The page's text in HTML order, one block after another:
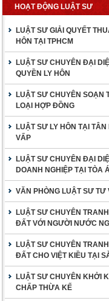
HOẠT ĐỘNG LUẬT SƯ
LUẬT SƯ GIẢI QUYẾT
HÔN TẠI TPHCM
LUẬT SƯ CHUYÊN ĐẠI
QUYỀN LY HÔN
LUẬT SƯ CHUYÊN SOẠN
LOẠI HỢP ĐỒNG
LUẬT SƯ LY HÔN TẠI TÂN
VẤP
LUẬT SƯ CHUYÊN ĐẠI
DOANH NGHIỆP TẠI TÒA
VĂN PHÒNG LUẬT SƯ TƯ
LUẬT SƯ CHUYÊN
ĐẤT VỚI NGƯỜI NƯỚC
LUẬT SƯ CHUYÊN
ĐẤT CHO VIỆT KIỀU TẠI
LUẬT SƯ CHUYÊN KHỞI
CHẤP THỪA KẾ